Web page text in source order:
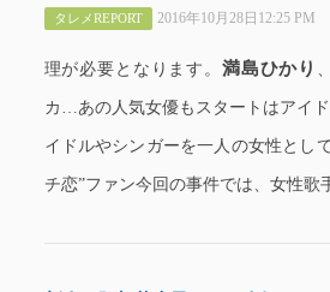
タレメREPORT 2016年10月28日12:25 PM
理が必要となります。 満島ひかり
カ…あの人気女優もスタートはアイ
イドルやシンガーを一人の女性とし
チ恋”ファン今回の事件では、女性歌